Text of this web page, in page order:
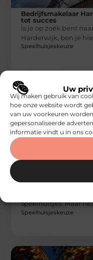
Uw
Wij maken gebruik van
hoe onze website wordt
van uw voorkeuren
gepersonaliseerde
informatie vindt u in ons
Bedrijfsmakelaar
tot succes
ls je op zoek bent
Harderwijk, ben je
Speelhuisjeskeuze
Brandbeveiliging:
voor
Brandveiligheid is
hoofd wordt gezien,
speelhuisjes. Maar
Speelhuisjeskeuze